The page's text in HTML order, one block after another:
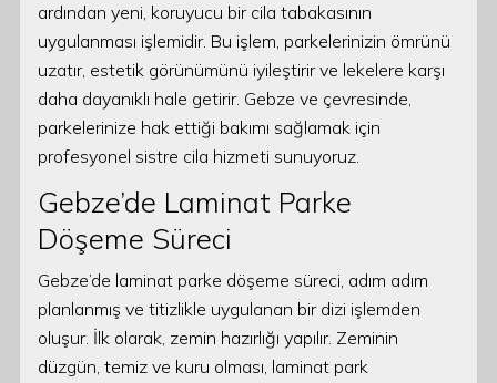
ardından yeni, koruyucu bir cila tabakasının
uygulanması işlemidir. Bu işlem, parkelerinizin ömrünü
uzatır, estetik görünümünü iyileştirir ve lekelere karşı
daha dayanıklı hale getirir. Gebze ve çevresinde,
parkelerinize hak ettiği bakımı sağlamak için
profesyonel sistre cila hizmeti sunuyoruz.
Gebze’de Laminat Parke
Döşeme Süreci
Gebze’de laminat parke döşeme süreci, adım adım
planlanmış ve titizlikle uygulanan bir dizi işlemden
oluşur. İlk olarak, zemin hazırlığı yapılır. Zeminin
düzgün, temiz ve kuru olması, laminat park